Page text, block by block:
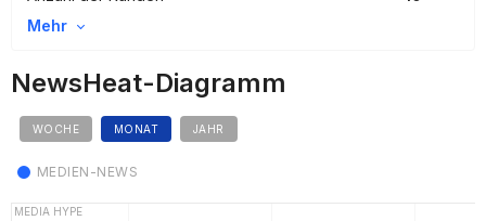
Mehr
NewsHeat-Diagramm
WOCHE MONAT JAHR
MEDIEN-NEWS